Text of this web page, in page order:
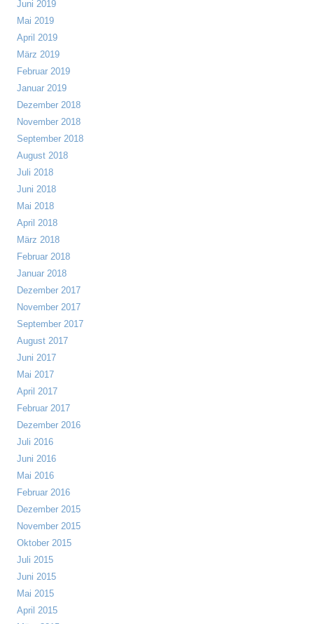
Juni 2019
Mai 2019
April 2019
März 2019
Februar 2019
Januar 2019
Dezember 2018
November 2018
September 2018
August 2018
Juli 2018
Juni 2018
Mai 2018
April 2018
März 2018
Februar 2018
Januar 2018
Dezember 2017
November 2017
September 2017
August 2017
Juni 2017
Mai 2017
April 2017
Februar 2017
Dezember 2016
Juli 2016
Juni 2016
Mai 2016
Februar 2016
Dezember 2015
November 2015
Oktober 2015
Juli 2015
Juni 2015
Mai 2015
April 2015